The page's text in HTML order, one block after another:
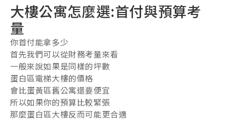
大樓公寓怎麼選:首付與預算考
量
你首付能拿多少
首先我們可以從財務考量來看
一般來說如果是同樣的坪數
蛋白區電梯大樓的價格
會比蛋黃區舊公寓還要便宜
所以如果你的預算比較緊張
那麼蛋白區大樓反而可能更合適